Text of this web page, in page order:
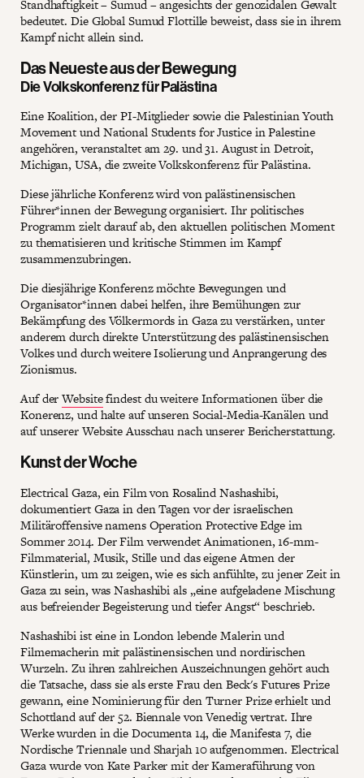
Standhaftigkeit – Sumud – angesichts der genozidalen Gewalt
bedeutet. Die Global Sumud Flottille beweist, dass sie in ihrem
Kampf nicht allein sind.
Das Neueste aus der Bewegung
Die Volkskonferenz für Palästina
Eine Koalition, der PI-Mitglieder sowie die Palestinian Youth
Movement und National Students for Justice in Palestine
angehören, veranstaltet am 29. und 31. August in Detroit,
Michigan, USA, die zweite Volkskonferenz für Palästina.
Diese jährliche Konferenz wird von palästinensischen
Führer*innen der Bewegung organisiert. Ihr politisches
Programm zielt darauf ab, den aktuellen politischen Moment
zu thematisieren und kritische Stimmen im Kampf
zusammenzubringen.
Die diesjährige Konferenz möchte Bewegungen und
Organisator*innen dabei helfen, ihre Bemühungen zur
Bekämpfung des Völkermords in Gaza zu verstärken, unter
anderem durch direkte Unterstützung des palästinensischen
Volkes und durch weitere Isolierung und Anprangerung des
Zionismus.
Auf derWebsitefindest du weitere Informationen über die
Konerenz, und halte auf unseren Social-Media-Kanälen und
auf unserer Website Ausschau nach unserer Bericherstattung.
Kunst der Woche
Electrical Gaza, ein Film von Rosalind Nashashibi,
dokumentiert Gaza in den Tagen vor der israelischen
Militäroffensive namens Operation Protective Edge im
Sommer 2014. Der Film verwendet Animationen, 16-mm-
Filmmaterial, Musik, Stille und das eigene Atmen der
Künstlerin, um zu zeigen, wie es sich anfühlte, zu jener Zeit in
Gaza zu sein, was Nashashibi als „eine aufgeladene Mischung
aus befreiender Begeisterung und tiefer Angst“ beschrieb.
Nashashibi ist eine in London lebende Malerin und
Filmemacherin mit palästinensischen und nordirischen
Wurzeln. Zu ihren zahlreichen Auszeichnungen gehört auch
die Tatsache, dass sie als erste Frau den Beck's Futures Prize
gewann, eine Nominierung für den Turner Prize erhielt und
Schottland auf der 52. Biennale von Venedig vertrat. Ihre
Werke wurden in die Documenta 14, die Manifesta 7, die
Nordische Triennale und Sharjah 10 aufgenommen. Electrical
Gaza wurde von Kate Parker mit der Kameraführung von